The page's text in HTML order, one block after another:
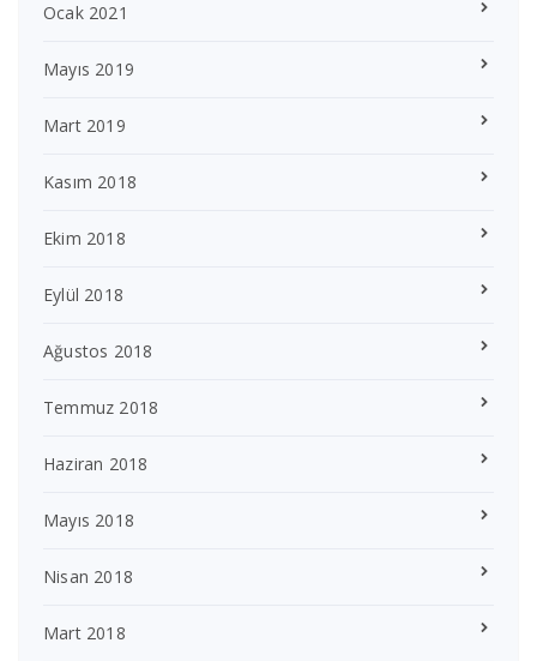
Ocak 2021
Mayıs 2019
Mart 2019
Kasım 2018
Ekim 2018
Eylül 2018
Ağustos 2018
Temmuz 2018
Haziran 2018
Mayıs 2018
Nisan 2018
Mart 2018